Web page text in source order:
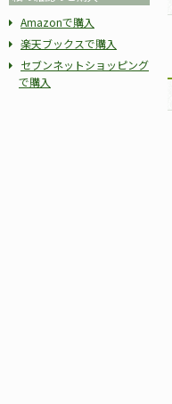
Amazonで購入
楽天ブックスで購入
セブンネットショッピング
で購入